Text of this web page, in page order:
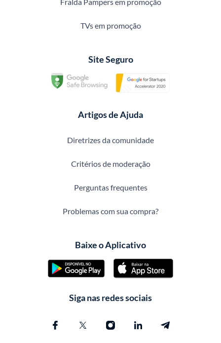
TVs em promoção
Site Seguro
Artigos de Ajuda
Diretrizes da comunidade
Critérios de moderação
Perguntas frequentes
Problemas com sua compra?
Baixe o Aplicativo
Siga nas redes sociais